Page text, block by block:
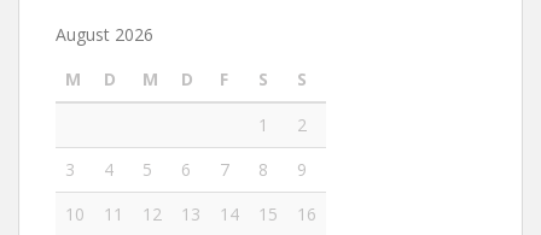
August 2026
M
D M D F S
S
1
2
3
4 5 6 7 8
9
10
11 12 13 14 15
16